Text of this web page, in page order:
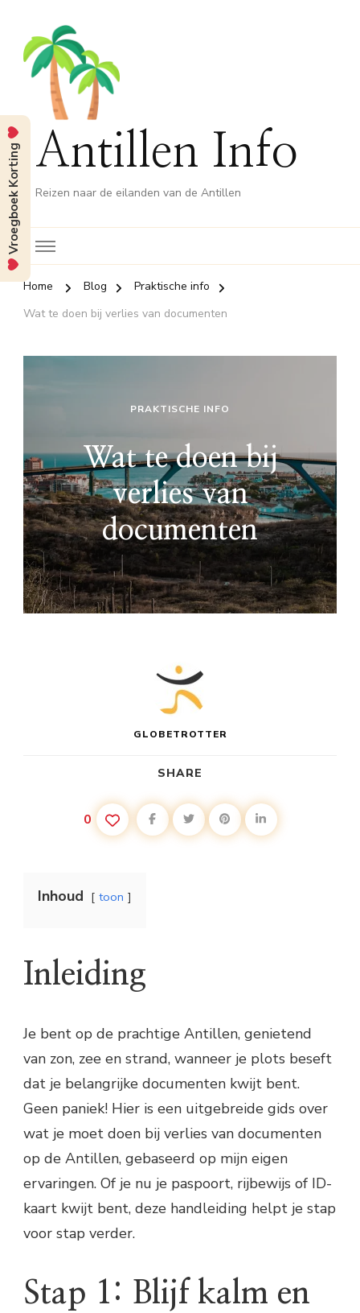
Antillen Info
Reizen naar de eilanden van de Antillen
Home Blog
Praktische info
Wat te doen bij verlies van documenten
PRAKTISCHE INFO
Wat te doen bij
verlies van
documenten
GLOBETROTTER
SHARE
0
Inhoud toon
Inleiding
Je bent op de prachtige Antillen, genietend
van zon, zee en strand, wanneer je plots beseft
dat je belangrijke documenten kwijt bent.
Geen paniek! Hier is een uitgebreide gids over
wat je moet doen bij verlies van documenten
op de Antillen, gebaseerd op mijn eigen
ervaringen. Of je nu je paspoort, rijbewijs of ID-
kaart kwijt bent, deze handleiding helpt je stap
voor stap verder.
Stap 1: Blijf kalm en
Vroegboek Korting